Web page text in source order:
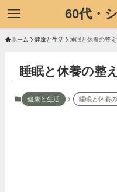
60代・
ホーム 健康と生活 睡眠と休養の整
睡眠と休養の整
健康と生活 睡眠と休養